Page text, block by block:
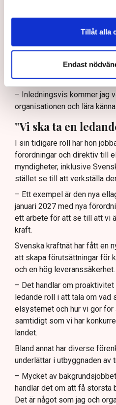
Tillåt alla
Endast
Med andra ord ett mycket
alltid en prioriterad fråga.
scenarier beroende på hur
– Inledningsvis kommer jag
organisationen och lära
”Vi ska ta en
I sin tidigare roll har hon
förordningar och direktiv till
myndigheter, inklusive
stället se till att verkställa
– Ett exempel är den nya
januari 2027 med nya
ett arbete för att se till att vi
kraft.
Svenska kraftnät har fått en
att skapa förutsättningar för
och en hög leveranssäkerhet.
– Det handlar om
ledande roll i att tala om vad
elsystemet och hur vi gör
samtidigt som vi har
landet.
Bland annat har diverse
underlättar i utbyggnaden av
– Mycket av
handlar det om att få största
Det är något som jag och